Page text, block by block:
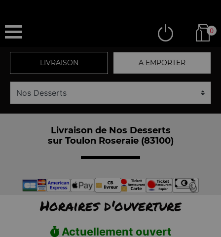
0
LIVRAISON A EMPORTER
Livraison de Nos Desserts
sur Toulon Roseraie (83100)
Horaires d'ouverture
Actuellement ouvert